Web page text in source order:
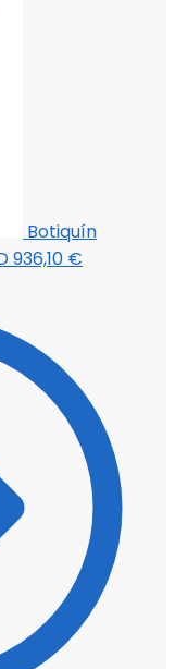
Botiquín
936,10 €